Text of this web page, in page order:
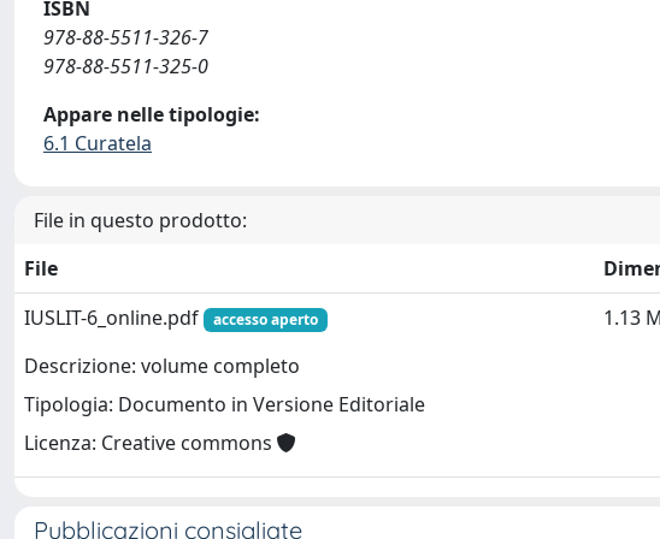
ISBN
978-88-5511-326-7
978-88-5511-325-0
Appare nelle tipologie:
6.1 Curatela
File in questo prodotto:
File
IUSLIT-6_online.pdf
accesso aperto
Descrizione: volume completo
Tipologia: Documento in Versione Editoriale
Licenza: Creative commons
1.13
Pubblicazioni consigliate